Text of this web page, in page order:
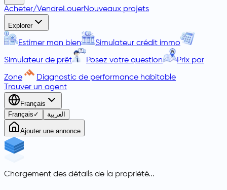
Acheter/VendreLouerNouveaux projets
Explorer
Estimer mon bien Simulateur crédit immo
Simulateur de prêt Posez votre question Prix par
Zone
Diagnostic de performance habitable
Trouver un agent
Français
Français ✓ العربية
Ajouter une annonce
Chargement des détails de la propriété...